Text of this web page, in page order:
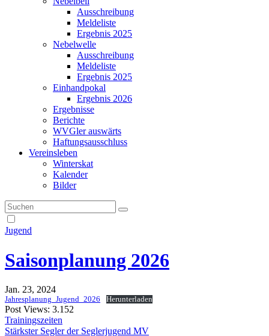
Ausschreibung
Meldeliste
Ergebnis 2025
Nebelwelle
Ausschreibung
Meldeliste
Ergebnis 2025
Einhandpokal
Ergebnis 2026
Ergebnisse
Berichte
WVGler auswärts
Haftungsausschluss
Vereinsleben
Winterskat
Kalender
Bilder
Jugend
Saisonplanung 2026
Jan. 23, 2024
Jahresplanung_Jugend_2026 Herunterladen
Post Views: 3.152
Beitragsnavigation
Trainingszeiten
Stärkster Segler der Seglerjugend MV